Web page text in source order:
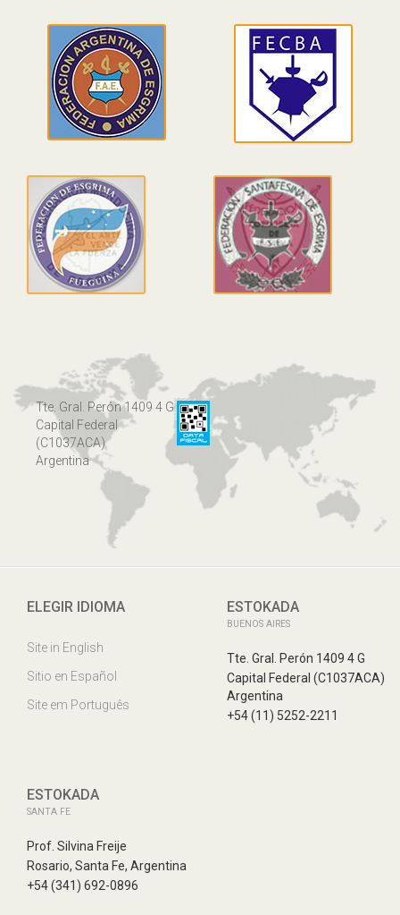
Tte. Gral. Perón 1409 4 G
Capital Federal
(C1037ACA)
Argentina
ELEGIR IDIOMA
Site in English
Sitio en Español
Site em Português
ESTOKADA
BUENOS AIRES
Tte. Gral. Perón 1409 4 G
Capital Federal (C1037ACA)
Argentina
+54 (11) 5252-2211
ESTOKADA
SANTA FE
Prof. Silvina Freije
Rosario, Santa Fe, Argentina
+54 (341) 692-0896